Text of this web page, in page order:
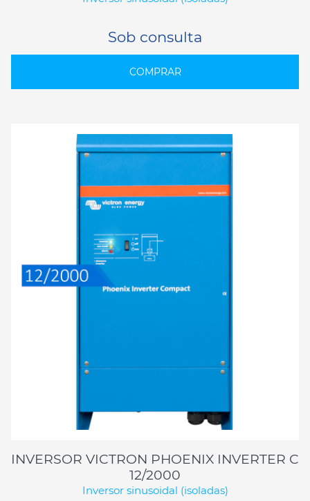
Sob consulta
COMPRAR
INVERSOR VICTRON PHOENIX INVERTER C
12/2000
Inversor sinusoidal (isoladas)